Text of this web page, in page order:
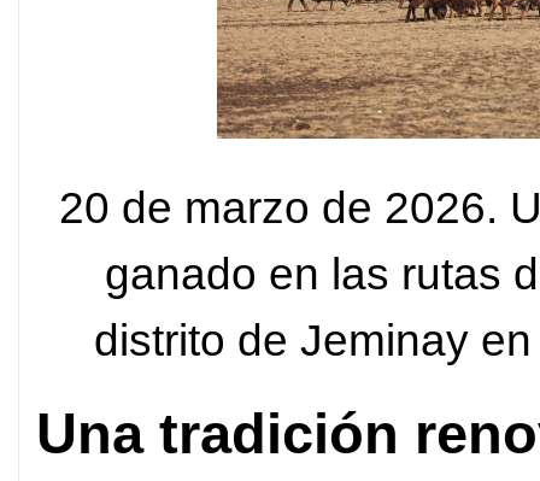
20 de marzo de 2026.
ganado en las rutas
distrito de Jeminay
Una tradición